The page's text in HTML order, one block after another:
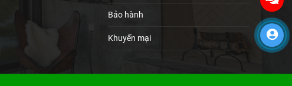
Bảo hành
Khuyến mại